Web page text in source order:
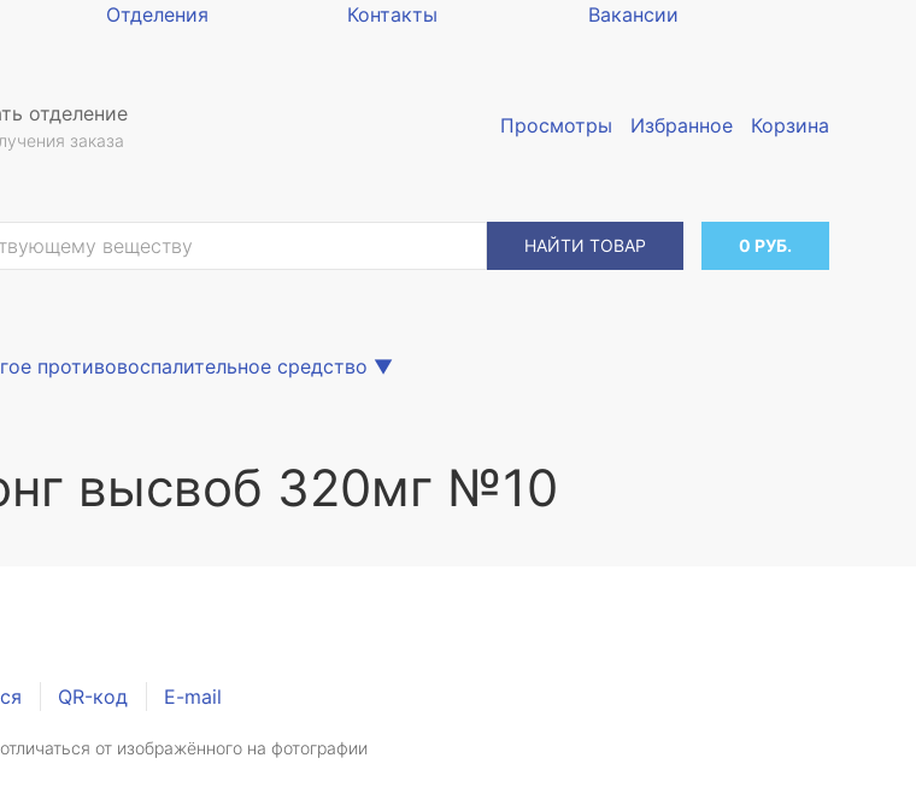
Отделения Контакты Вакансии
отделение
заказа
Просмотры Избранное Корзина
НАЙТИ ТОВАР 0 РУБ.
противовоспалительное средство ▼
высвоб 320мг №10
QR-код E-mail
от изображённого на фотографии